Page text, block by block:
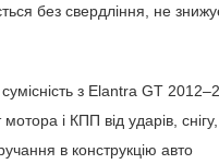
без свердління, не
з Elantra GT
і КПП від ударів,
в конструкцію авто